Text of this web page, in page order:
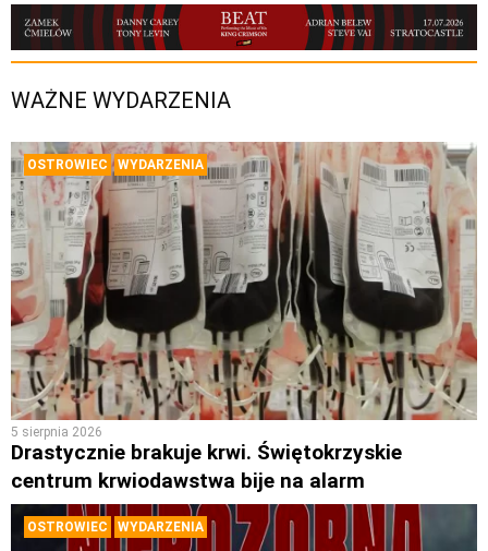
WAŻNE WYDARZENIA
OSTROWIEC WYDARZENIA
5 sierpnia 2026
Drastycznie brakuje krwi. Świętokrzyskie
centrum krwiodawstwa bije na alarm
OSTROWIEC WYDARZENIA